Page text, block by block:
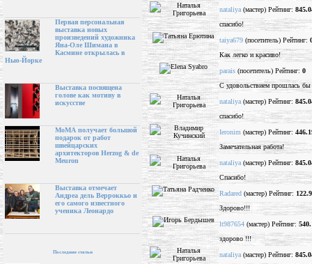
Первая персональная
выставка новых
произведений художника
Яна-Оле Шимана в
Касмине открылась в
Нью-Йорке
Выставка посвящена
голове как мотиву в
искусстве
МоМА получает большой
подарок от работ
швейцарских
архитекторов Herzog & de
Meuron
Выставка отмечает
Андреа дель Верроккьо и
его самого известного
ученика Леонардо
Последние статьи
nataliya (мастер) Рейтинг:
спасибо!
taiya679 (посетитель) Рейтинг:
Как легко и красиво!
parais (посетитель) Рейтинг: 0
С удовольствием прошлась
nataliya (мастер) Рейтинг:
спасибо!
Ieronim (мастер) Рейтинг:
Замечательная работа!
nataliya (мастер) Рейтинг:
Спасибо!
Radared (мастер) Рейтинг:
Здорово!!!
lt987654 (мастер) Рейтинг:
здорово !!!
nataliya (мастер) Рейтинг: